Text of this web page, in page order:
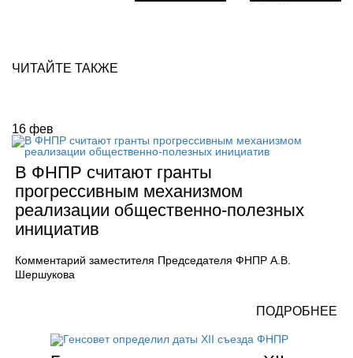
ЧИТАЙТЕ ТАКЖЕ
16 фев
В ФНПР считают гранты
прогрессивным механизмом
реализации общественно-полезных
инициатив
Комментарий заместителя Председателя ФНПР А.В.
Шершукова
ПОДРОБНЕЕ